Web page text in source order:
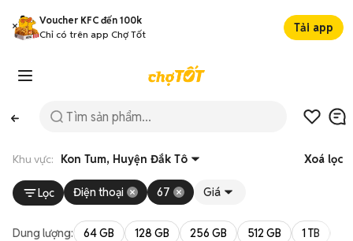
Voucher KFC đến 100k
Chỉ có trên app Chợ Tốt
Tải app
Khu vực: Kon Tum, Huyện Đắk Tô Xoá lọc
Lọc Điện thoại 67 Giá
Dung lượng: 64 GB 128 GB 256 GB 512 GB 1 TB